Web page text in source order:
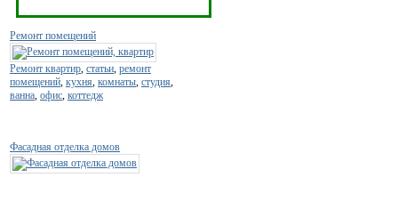
Ремонт помещений
Ремонт квартир статьи ремонт
помещений кухня комнаты студия
ванна офис коттедж
Фасадная отделка домов